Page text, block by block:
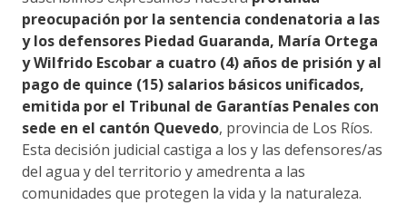
preocupación por la sentencia condenatoria a las
y los defensores Piedad Guaranda, María Ortega
y Wilfrido Escobar a cuatro (4) años de prisión y al
pago de quince (15) salarios básicos unificados,
emitida por el Tribunal de Garantías Penales con
sede en el cantón Quevedo, provincia de Los Ríos.
Esta decisión judicial castiga a los y las defensores/as
del agua y del territorio y amedrenta a las
comunidades que protegen la vida y la naturaleza.